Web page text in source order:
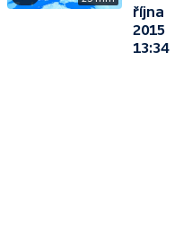
října
2015
13:34